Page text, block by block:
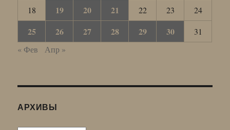
18 19 20 21 22 23 24
25 26 27 28 29 30
31
« Фев
Апр »
АРХИВЫ